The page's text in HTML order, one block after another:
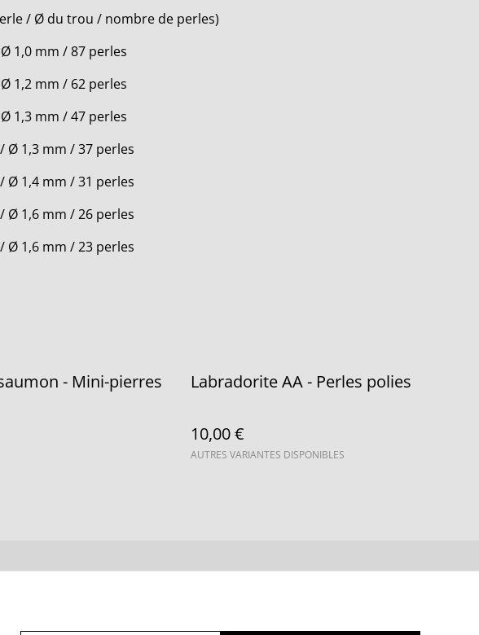
/ Ø du trou / nombre de perles)
1,0 mm / 87 perles
1,2 mm / 62 perles
1,3 mm / 47 perles
Ø 1,3 mm / 37 perles
Ø 1,4 mm / 31 perles
Ø 1,6 mm / 26 perles
Ø 1,6 mm / 23 perles
- Mini-pierres Labradorite AA - Perles polies
10,00 €
AUTRES VARIANTES DISPONIBLES